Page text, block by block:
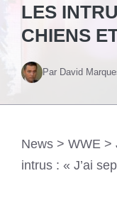
LES
CHIENS
Par David
News > WWE >
intrus : « J’ai